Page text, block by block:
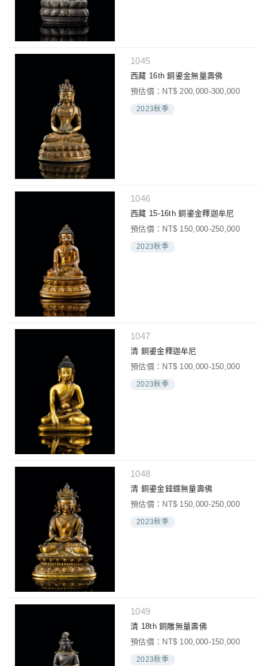
1045
西藏 16th 銅鎏金無量壽佛
預估價：NT$ 200,000-300,000
2023秋季
1046
西藏 15-16th 銅鎏金釋迦牟尼
預估價：NT$ 150,000-250,000
2023秋季
1047
清 銅鎏金釋迦牟尼
預估價：NT$ 100,000-150,000
2023秋季
1048
清 銅鎏金錘鍱無量壽佛
預估價：NT$ 150,000-250,000
2023秋季
1049
清 18th 銅雕無量壽佛
預估價：NT$ 100,000-150,000
2023秋季